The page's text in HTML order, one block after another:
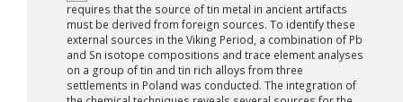
requires that the source of tin metal in ancient artifacts
must be derived from foreign sources. To identify these
external sources in the Viking Period, a combination of Pb
and Sn isotope compositions and trace element analyses
on a group of tin and tin rich alloys from three
settlements in Poland was conducted. The integration of